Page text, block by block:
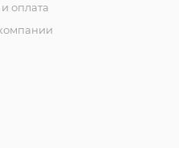
оплата